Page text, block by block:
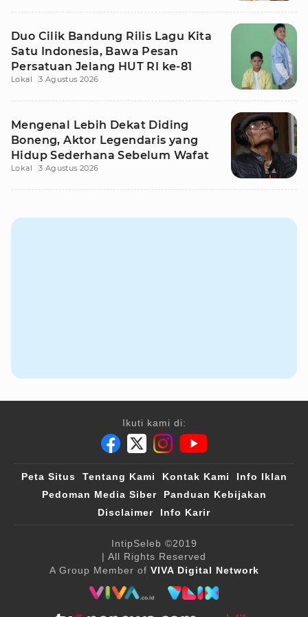
Duo Cilik Bandung Rilis Lagu Kita
Satu Indonesia, Bawa Pesan
Persatuan Jelang HUT RI ke-81
Lokal 3 Agustus 2026
Mengenal Lebih Dekat Diding
Boneng, Aktor Legendaris yang
Hidup Sederhana Sebelum Wafat
Lokal 3 Agustus 2026
Ikuti kami di:
Peta Situs Tentang Kami Kontak Kami
Info Iklan
Pedoman Media Siber
Panduan Kebijakan
Disclaimer
Info Karir
IntipSeleb ©2019
| All Rights Reserved
A Group Member of VIVA Digital Network